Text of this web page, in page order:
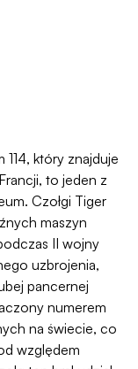
który znajduje
to jeden z
Czołgi Tiger
maszyn
II wojny
uzbrojenia,
pancernej
numerem
na świecie, co
względem